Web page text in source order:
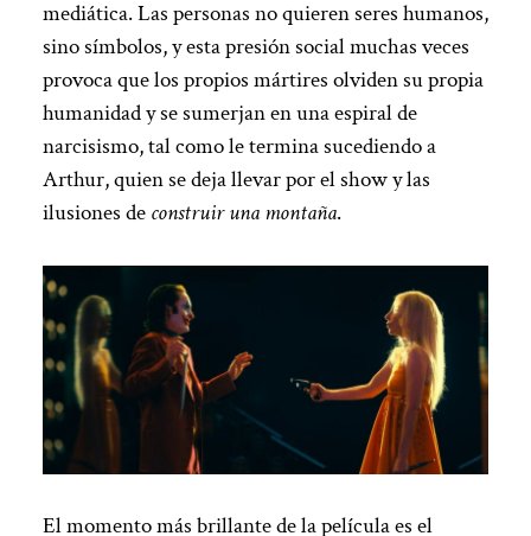
mediática. Las personas no quieren seres humanos,
sino símbolos, y esta presión social muchas veces
provoca que los propios mártires olviden su propia
humanidad y se sumerjan en una espiral de
narcisismo, tal como le termina sucediendo a
Arthur, quien se deja llevar por el show y las
ilusiones de construir una montaña.
El momento más brillante de la película es el